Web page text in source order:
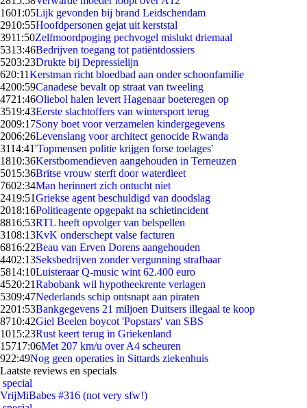
1601:05Lijk gevonden bij brand Leidschendam
2910:55Hoofdpersonen gejat uit kerststal
3911:50Zelfmoordpoging pechvogel mislukt driemaal
5313:46Bedrijven toegang tot patiëntdossiers
5203:23Drukte bij Depressielijn
620:11Kerstman richt bloedbad aan onder schoonfamilie
4200:59Canadese bevalt op straat van tweeling
4721:46Oliebol halen levert Hagenaar boeteregen op
3519:43Eerste slachtoffers van wintersport terug
2009:17Sony boet voor verzamelen kindergegevens
2006:26Levenslang voor architect genocide Rwanda
3114:41'Topmensen politie krijgen forse toelages'
1810:36Kerstbomendieven aangehouden in Terneuzen
5015:36Britse vrouw sterft door waterdieet
7602:34Man herinnert zich ontucht niet
2419:51Griekse agent beschuldigd van doodslag
2018:16Politieagente opgepakt na schietincident
8816:53RTL heeft opvolger van belspellen
3108:13KvK onderschept valse facturen
6816:22Beau van Erven Dorens aangehouden
4402:13Seksbedrijven zonder vergunning strafbaar
5814:10Luisteraar Q-music wint 62.400 euro
4520:21Rabobank wil hypotheekrente verlagen
5309:47Nederlands schip ontsnapt aan piraten
2201:53Bankgegevens 21 miljoen Duitsers illegaal te koop
8710:42Giel Beelen boycot 'Popstars' van SBS
1015:23Rust keert terug in Griekenland
15717:06Met 207 km/u over A4 scheuren
922:49Nog geen operaties in Sittards ziekenhuis
Laatste reviews en specials
special
VrijMiBabes #316 (not very sfw!)